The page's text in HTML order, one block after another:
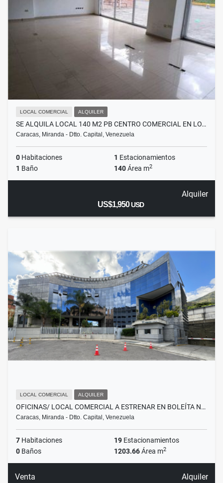
LOCAL COMERCIAL ALQUILER
SE ALQUILA LOCAL 140 M2 PB CENTRO COMERCIAL EN LO…
Caracas, Miranda - Dtto. Capital, Venezuela
0 Habitaciones 1 Estacionamientos
1 Baño 140Área m2
Alquiler
US$1,950USD
LOCAL COMERCIAL ALQUILER
OFICINAS/ LOCAL COMERCIAL A ESTRENAR EN BOLEÍTA N…
Caracas, Miranda - Dtto. Capital, Venezuela
7 Habitaciones 19 Estacionamientos
0 Baños 1203.66Área m2
Venta Alquiler